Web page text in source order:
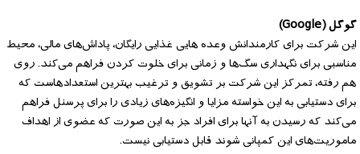
گوگل (Google)
این شرکت برای کارمندانش وعده هایی غذایی رایگان، پاداش‌های مالی، محیط
مناسبی برای نگهداری سگ‌ها و زمانی برای خلوت کردن فراهم می‌کند. روی
هم رفته، تمرکز این شرکت بر تشویق و ترغیب بهترین استعدادهاست که
برای دستیابی به این خواسته مزایا و انگیزه‌های زیادی را برای پرسنل فراهم
می‌کند که رسیدن به آنها برای افراد جز به این صورت که عضوی از اهداف
ماموریت‌های این کمپانی شوند قابل دستیابی نیست.